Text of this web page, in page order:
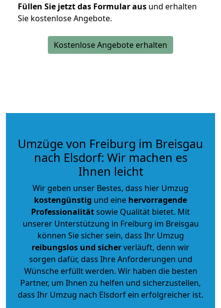
Füllen Sie jetzt das Formular aus und erhalten
Sie kostenlose Angebote.
Kostenlose Angebote erhalten
Umzüge von Freiburg im Breisgau
nach Elsdorf: Wir machen es
Ihnen leicht
Wir geben unser Bestes, dass hier Umzug
kostengünstig und eine hervorragende
Professionalitätsowie Qualität bietet. Mit
unserer Unterstützung in Freiburg im Breisgau
können Sie sicher sein, dass Ihr Umzug
reibungslos und sicherverläuft, denn wir
sorgen dafür, dass Ihre Anforderungen und
Wünsche erfüllt werden. Wir haben die besten
Partner, um Ihnen zu helfen und sicherzustellen,
dass Ihr Umzug nach Elsdorf ein erfolgreicher ist.